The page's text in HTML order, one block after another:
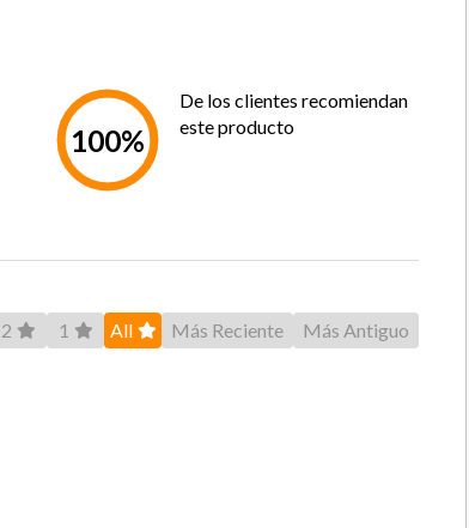
100%
De los clientes recomiendan
este producto
2 1 All Más Reciente Más Antiguo